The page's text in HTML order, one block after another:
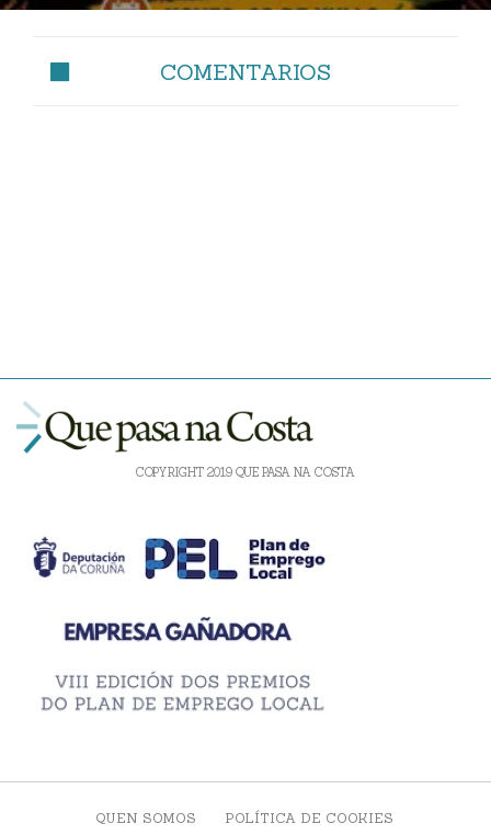
COMENTARIOS
COPYRIGHT 2019 QUE PASA NA COSTA
QUEN SOMOS POLÍTICA DE COOKIES